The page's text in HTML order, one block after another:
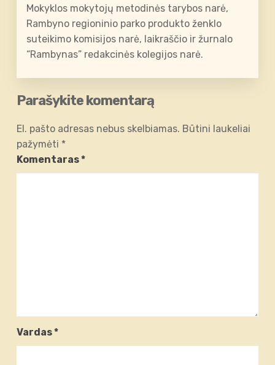
Mokyklos mokytojų metodinės tarybos narė,
Rambyno regioninio parko produkto ženklo
suteikimo komisijos narė, laikraščio ir žurnalo
“Rambynas” redakcinės kolegijos narė.
Parašykite komentarą
El. pašto adresas nebus skelbiamas. Būtini laukeliai
pažymėti *
Komentaras*
Vardas*